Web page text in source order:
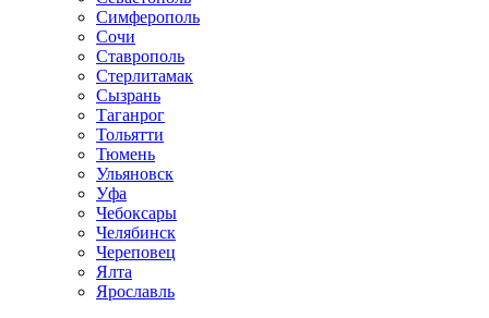
Симферополь
Сочи
Ставрополь
Стерлитамак
Сызрань
Таганрог
Тольятти
Тюмень
Ульяновск
Уфа
Чебоксары
Челябинск
Череповец
Ялта
Ярославль